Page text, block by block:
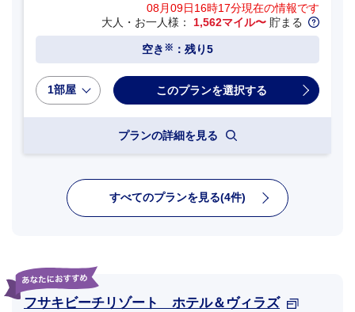
08月09日16時17分現在の情報です
大人・お一人様： 1,562マイル〜 貯まる
空き ※ ：残り5
1部屋
プランの詳細を見る
すべてのプランを見る(4件)
フサキビーチリゾート ホテル＆ヴィラズ